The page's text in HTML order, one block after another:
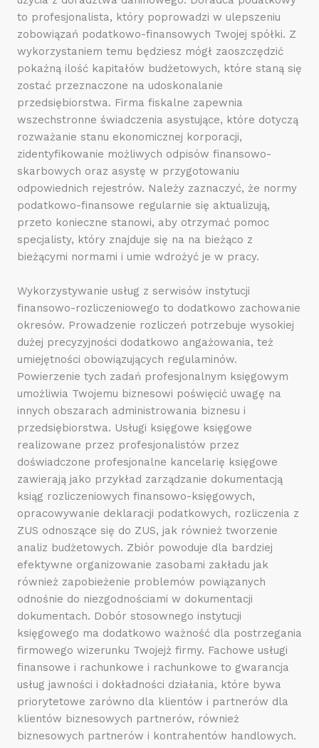
to profesjonalista, który poprowadzi w ulepszeniu
zobowiązań podatkowo-finansowych Twojej spółki. Z
wykorzystaniem temu będziesz mógł zaoszczędzić
pokaźną ilość kapitałów budżetowych, które staną się
zostać przeznaczone na udoskonalanie
przedsiębiorstwa. Firma fiskalne zapewnia
wszechstronne świadczenia asystujące, które dotyczą
rozważanie stanu ekonomicznej korporacji,
zidentyfikowanie możliwych odpisów finansowo-
skarbowych oraz asystę w przygotowaniu
odpowiednich rejestrów. Należy zaznaczyć, że normy
podatkowo-finansowe regularnie się aktualizują,
przeto konieczne stanowi, aby otrzymać pomoc
specjalisty, który znajduje się na na bieżąco z
bieżącymi normami i umie wdrożyć je w pracy.
Wykorzystywanie usług z serwisów instytucji
finansowo-rozliczeniowego to dodatkowo zachowanie
okresów. Prowadzenie rozliczeń potrzebuje wysokiej
dużej precyzyjności dodatkowo angażowania, też
umiejętności obowiązujących regulaminów.
Powierzenie tych zadań profesjonalnym księgowym
umożliwia Twojemu biznesowi poświęcić uwagę na
innych obszarach administrowania biznesu i
przedsiębiorstwa. Usługi księgowe księgowe
realizowane przez profesjonalistów przez
doświadczone profesjonalne kancelarię księgowe
zawierają jako przykład zarządzanie dokumentacją
ksiąg rozliczeniowych finansowo-księgowych,
opracowywanie deklaracji podatkowych, rozliczenia z
ZUS odnoszące się do ZUS, jak również tworzenie
analiz budżetowych. Zbiór powoduje dla bardziej
efektywne organizowanie zasobami zakładu jak
również zapobieżenie problemów powiązanych
odnośnie do niezgodnościami w dokumentacji
dokumentach. Dobór stosownego instytucji
księgowego ma dodatkowo ważność dla postrzegania
firmowego wizerunku Twojejż firmy. Fachowe usługi
finansowe i rachunkowe i rachunkowe to gwarancja
usług jawności i dokładności działania, które bywa
priorytetowe zarówno dla klientów i partnerów dla
klientów biznesowych partnerów, również
biznesowych partnerów i kontrahentów handlowych.